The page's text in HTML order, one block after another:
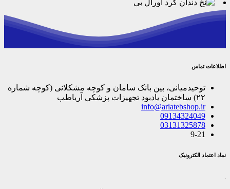
اطلاعات تماس
توحیدمیانی، بین بانک سامان و کوچه مشکلانی (کوچه شماره
۲۲) ساختمان یادبود تجهیزات پزشکی آریاطب
info@ariatebshop.ir
09134324049
03131325878
9-21
نماد اعتماد الکترونیک